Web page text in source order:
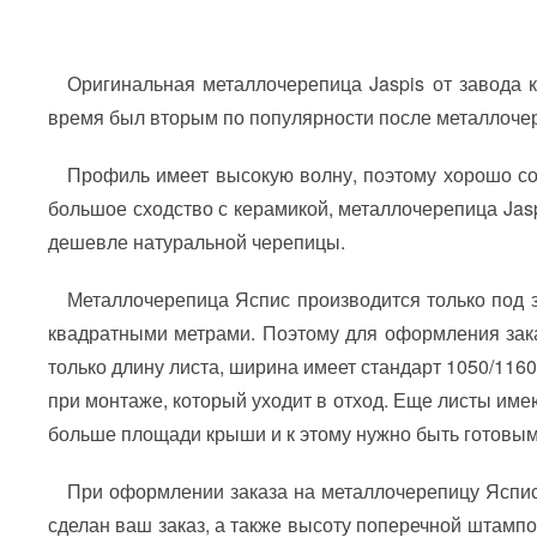
Оригинальная металлочерепица Jaspis от
время был вторым по популярности после
Профиль имеет высокую волну, поэтому хорошо
большое сходство с керамикой, металлочерепица
дешевле натуральной черепицы.
Металлочерепица Яспис производится только
квадратными метрами. Поэтому для оформления
только длину листа, ширина имеет стандарт 1050/
при монтаже, который уходит в отход. Еще листы
больше площади крыши и к этому нужно быть
При оформлении заказа на металлочерепицу
сделан ваш заказ, а также высоту поперечной